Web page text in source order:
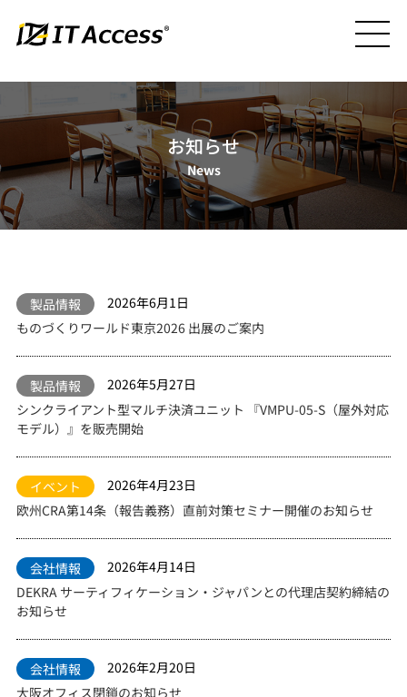
お知らせ
News
2026年6月1日
製品情報
ものづくりワールド東京2026 出展のご案内
2026年5月27日
製品情報
シンクライアント型マルチ決済ユニット 『VMPU-05-S（屋外対応
モデル）』を販売開始
2026年4月23日
イベント
欧州CRA第14条（報告義務）直前対策セミナー開催のお知らせ
2026年4月14日
会社情報
DEKRA サーティフィケーション・ジャパンとの代理店契約締結の
お知らせ
2026年2月20日
会社情報
大阪オフィス閉鎖のお知らせ